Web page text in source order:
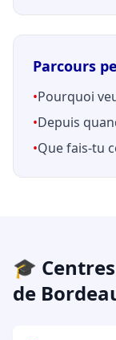
Parcours
•Pourquoi
•Depuis
•Que fais-tu
🎓
de